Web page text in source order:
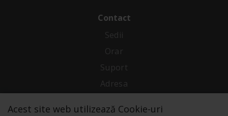
Contact
Sedii
Orar
Suport
Adresa
Conecteaza-te cu noi
Acest site web utilizează Cookie-uri